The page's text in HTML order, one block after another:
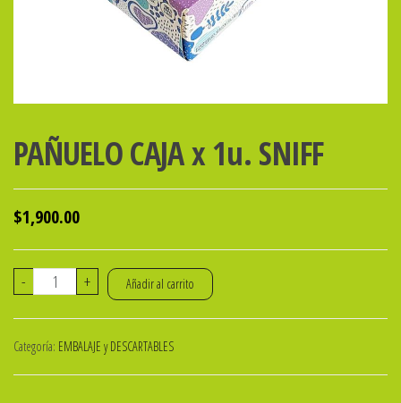
PAÑUELO CAJA x 1u. SNIFF
$1,900.00
-
PAÑUELO
1u.
SNIFF
+ Añadir al carrito
Categoría: EMBALAJE y DESCARTABLES